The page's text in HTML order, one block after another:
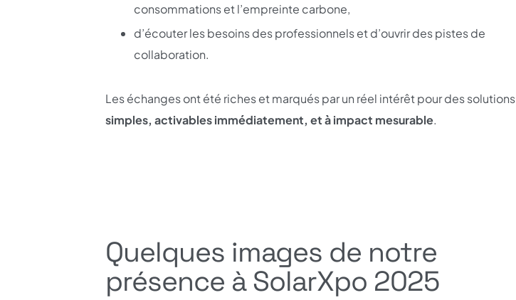
consommations et l’empreinte carbone,
d’écouter les besoins des professionnels et d’ouvrir des pistes de
collaboration.
Les échanges ont été riches et marqués par un réel intérêt pour des solutions
simples, activables immédiatement, et à impact mesurable.
Quelques images de notre
présence à SolarXpo 2025